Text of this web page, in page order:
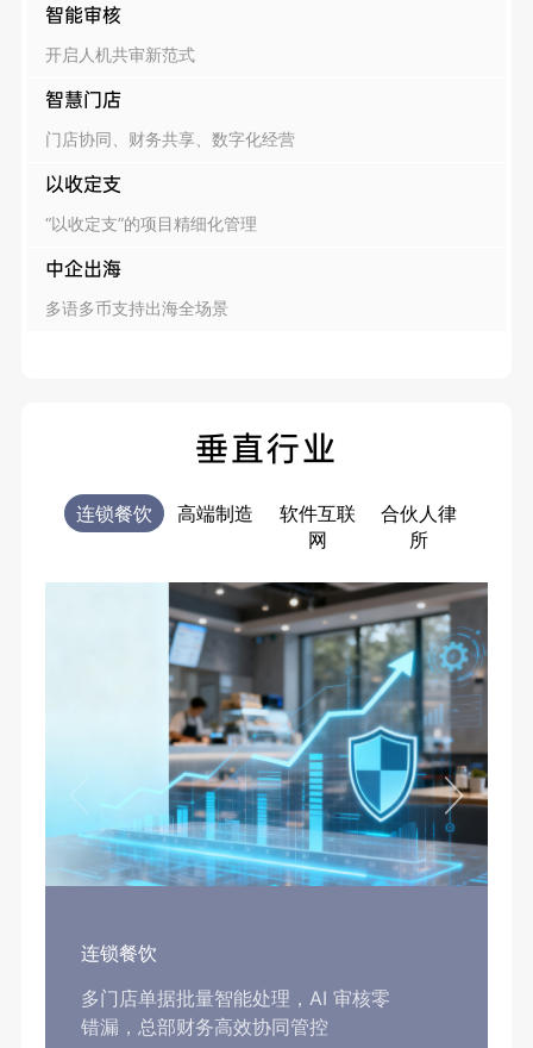
智能审核
开启人机共审新范式
智慧门店
门店协同、财务共享、数字化经营
以收定支
“以收定支”的项目精细化管理
中企出海
多语多币支持出海全场景
垂直行业
连锁餐饮 高端制造
软件互联
网
合伙人律
所
连锁餐饮
多门店单据批量智能处理，AI 审核零
错漏，总部财务高效协同管控